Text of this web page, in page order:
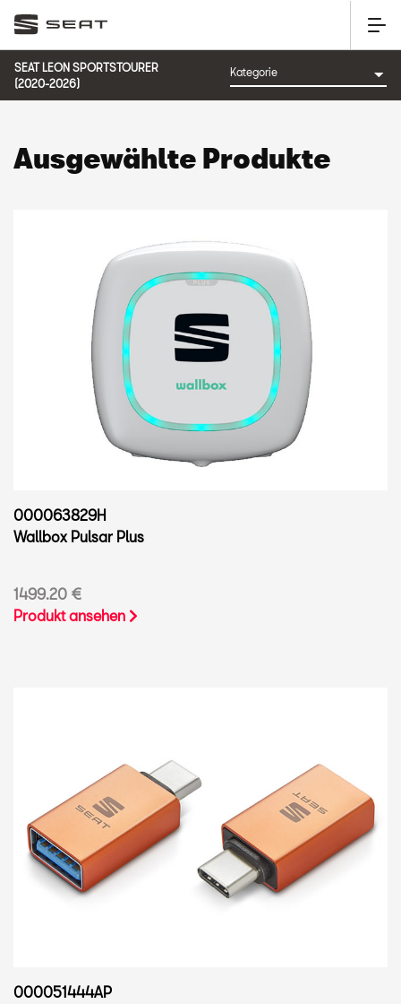
SEAT LEON SPORTSTOURER
(2020-2026)
Ausgewählte Produkte
000063829H
Wallbox Pulsar Plus
1499.20 €
Produkt ansehen
000051444AP